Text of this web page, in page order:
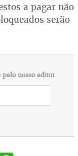
a pagar não
serão
pelo nosso editor